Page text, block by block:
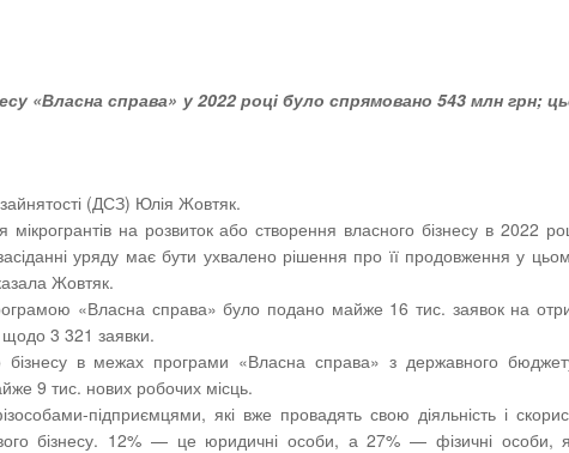
«Власна справа» у 2022 році було спрямовано 543 млн грн;
(ДСЗ) Юлія Жовтяк.
на розвиток або створення власного бізнесу в 2022
уряду має бути ухвалено рішення про її продовження у
Жовтяк.
«Власна справа» було подано майже 16 тис. заявок на
щодо 3 321 заявки.
бізнесу в межах програми «Власна справа» з державного
9 тис. нових робочих місць.
підприємцями, які вже провадять свою діяльність і
бізнесу. 12% — це юридичні особи, а 27% — фізичні особи,